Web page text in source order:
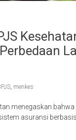
, menkes
menegaskan
asuransi